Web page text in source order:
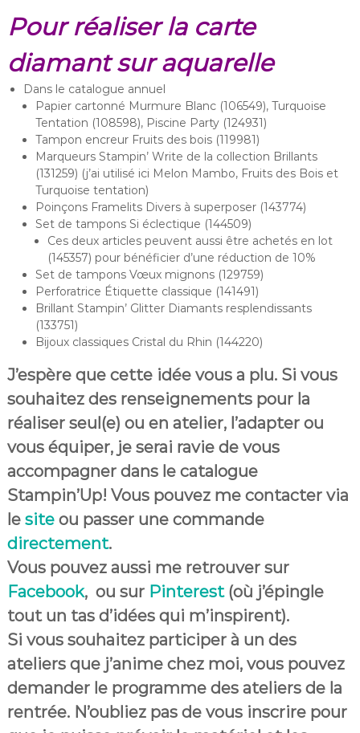
Pour réaliser la carte
diamant sur aquarelle
Dans le catalogue annuel
Papier cartonné Murmure Blanc (106549), Turquoise
Tentation (108598), Piscine Party (124931)
Tampon encreur Fruits des bois (119981)
Marqueurs Stampin’ Write de la collection Brillants
(131259) (j’ai utilisé ici Melon Mambo, Fruits des Bois et
Turquoise tentation)
Poinçons Framelits Divers à superposer (143774)
Set de tampons Si éclectique (144509)
Ces deux articles peuvent aussi être achetés en lot
(145357) pour bénéficier d’une réduction de 10%
Set de tampons Vœux mignons (129759)
Perforatrice Étiquette classique (141491)
Brillant Stampin’ Glitter Diamants resplendissants
(133751)
Bijoux classiques Cristal du Rhin (144220)
J’espère que cette idée vous a plu. Si vous
souhaitez des renseignements pour la
réaliser seul(e) ou en atelier, l’adapter ou
vous équiper, je serai ravie de vous
accompagner dans le catalogue
Stampin’Up! Vous pouvez me contacter via
le siteou passer une commande
directement.
Vous pouvez aussi me retrouver sur
Facebook, ou sur Pinterest (où j’épingle
tout un tas d’idées qui m’inspirent).
Si vous souhaitez participer à un des
ateliers que j’anime chez moi, vous pouvez
demander le programme des ateliers de la
rentrée. N’oubliez pas de vous inscrire pour